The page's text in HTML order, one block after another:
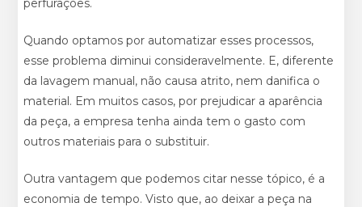
perfurações.
Quando optamos por automatizar esses processos,
esse problema diminui consideravelmente. E, diferente
da lavagem manual, não causa atrito, nem danifica o
material. Em muitos casos, por prejudicar a aparência
da peça, a empresa tenha ainda tem o gasto com
outros materiais para o substituir.
Outra vantagem que podemos citar nesse tópico, é a
economia de tempo. Visto que, ao deixar a peça na